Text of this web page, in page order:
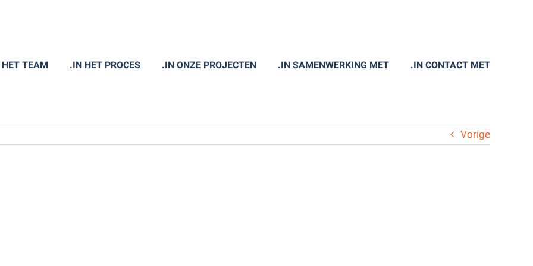
TEAM .IN HET PROCES .IN ONZE PROJECTEN .IN SAMENWERKING MET .IN CONTACT MET
Vorige